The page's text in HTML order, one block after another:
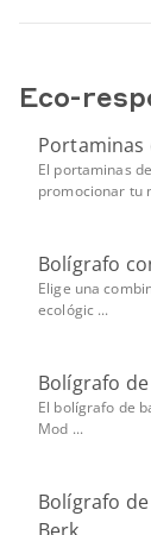
Eco-
Portaminas
El portaminas
promocionar tu
Bolígrafo
Elige una
ecológic ...
Bolígrafo
El bolígrafo de
Mod ...
Bolígrafo